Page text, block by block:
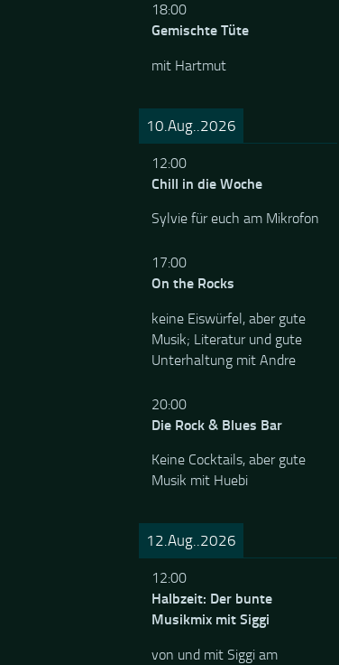
18:00
Gemischte Tüte
mit Hartmut
10.Aug..2026
12:00
Chill in die Woche
Sylvie für euch am Mikrofon
17:00
On the Rocks
keine Eiswürfel, aber gute
Musik; Literatur und gute
Unterhaltung mit Andre
20:00
Die Rock & Blues Bar
Keine Cocktails, aber gute
Musik mit Huebi
12.Aug..2026
12:00
Halbzeit: Der bunte
Musikmix mit Siggi
von und mit Siggi am